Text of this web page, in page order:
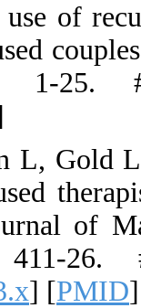
19. Peng
2014;
3715/
20.
based
2011;